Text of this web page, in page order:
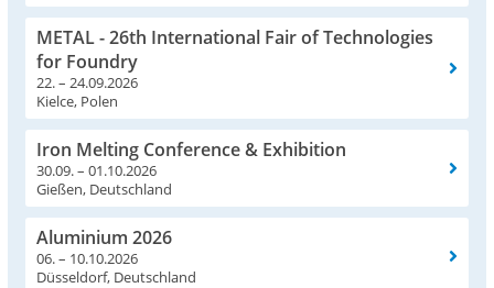
METAL - 26th International Fair of Technologies
for Foundry
22. – 24.09.2026
Kielce, Polen
Iron Melting Conference & Exhibition
30.09. – 01.10.2026
Gießen, Deutschland
Aluminium 2026
06. – 10.10.2026
Düsseldorf, Deutschland